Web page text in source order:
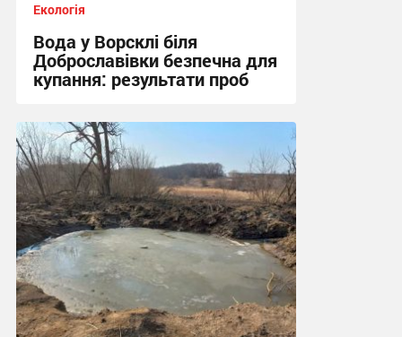
Екологія
Вода у Ворсклі біля
Доброславівки безпечна для
купання: результати проб
11:25, 27.07.2026